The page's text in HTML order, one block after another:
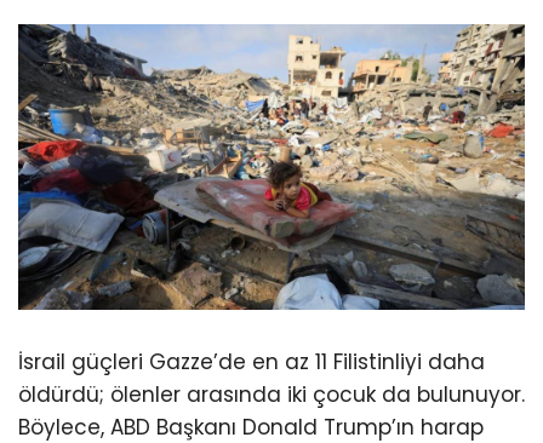
İsrail güçleri Gazze’de en az 11 Filistinliyi daha
öldürdü; ölenler arasında iki çocuk da bulunuyor.
Böylece, ABD Başkanı Donald Trump’ın harap